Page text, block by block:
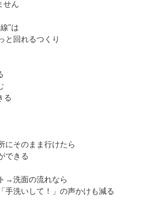
せん
"は
と回れるつくり
る
にそのまま行けたら
できる
→洗面の流れなら
手洗いして！」の声かけも減る